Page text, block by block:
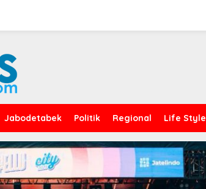
Jabodetabek Politik Regional Life Style